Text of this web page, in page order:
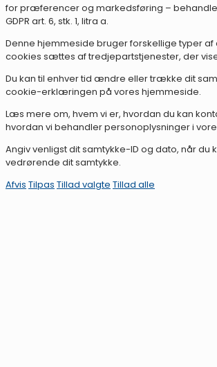
for præferencer og markedsføring –
GDPR art. 6, stk. 1, litra a.
Denne hjemmeside bruger forskellige typer af
cookies sættes af tredjepartstjenester, der
Du kan til enhver tid ændre eller trække dit
cookie-erklæringen på vores hjemmeside.
Læs mere om, hvem vi er, hvordan du kan
hvordan vi behandler personoplysninger i
Angiv venligst dit samtykke-ID og dato, når du
vedrørende dit samtykke.
Afvis Tilpas Tillad valgte Tillad alle